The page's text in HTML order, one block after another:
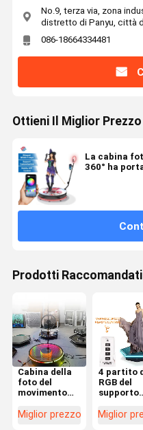
No.9, terza via, zona
distretto di Panyu, città
086-18664334481
Ottieni Il Miglior
La cabina
360° ha
Prodotti Raccomandati
Cabina della
foto del
movimento
45° - angolo
Miglior prezzo
4 partito
RGB del
supporto
della foto
Miglior